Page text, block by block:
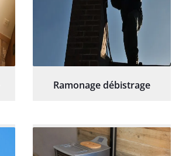
Ramonage débistrage